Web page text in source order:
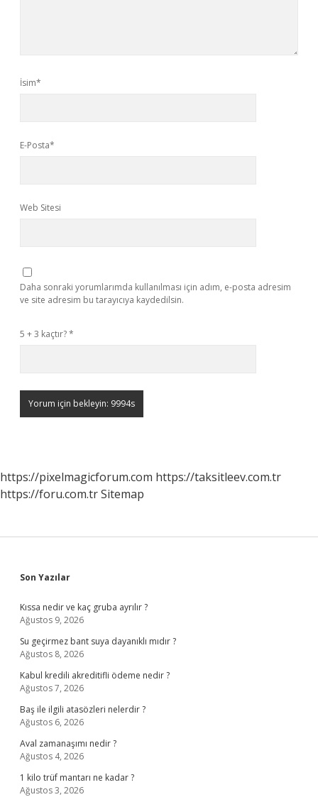
İsim*
E-Posta*
Web Sitesi
Daha sonraki yorumlarımda kullanılması için adım, e-posta adresim
ve site adresim bu tarayıcıya kaydedilsin.
5 + 3 kaçtır?*
https://pixelmagicforum.com https://taksitleev.com.tr
https://foru.com.trSitemap
Sidebar
Son Yazılar
Kıssa nedir ve kaç gruba ayrılır ?
Ağustos 9, 2026
Su geçirmez bant suya dayanıklı mıdır ?
Ağustos 8, 2026
Kabul kredili akreditifli ödeme nedir ?
Ağustos 7, 2026
Baş ile ilgili atasözleri nelerdir ?
Ağustos 6, 2026
Aval zamanaşımı nedir ?
Ağustos 4, 2026
1 kilo trüf mantarı ne kadar ?
Ağustos 3, 2026